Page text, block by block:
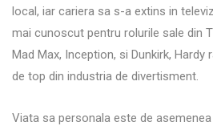
local, iar cariera sa s-a extins in
mai cunoscut pentru rolurile sale din
Mad Max, Inception, si Dunkirk, Hardy
de top din industria de divertisment.
Viata sa personala este de